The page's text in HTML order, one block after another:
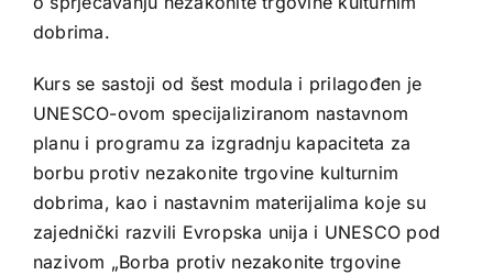
dobrima.
Kurs se sastoji od šest modula i prilagođen je
UNESCO-ovom specijaliziranom nastavnom
planu i programu za izgradnju kapaciteta za
borbu protiv nezakonite trgovine kulturnim
dobrima, kao i nastavnim materijalima koje su
zajednički razvili Evropska unija i UNESCO pod
nazivom „Borba protiv nezakonite trgovine